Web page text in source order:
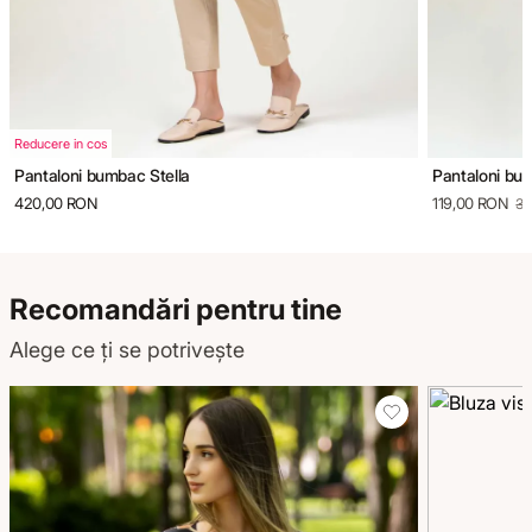
Reducere in cos
Pantaloni bumbac Stella
420,00 RON
Pantaloni
119,00 RON
Recomandări pentru tine
Alege ce ți se potrivește